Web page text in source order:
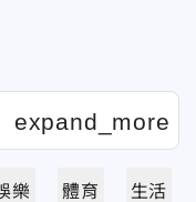
樂 體育 生活